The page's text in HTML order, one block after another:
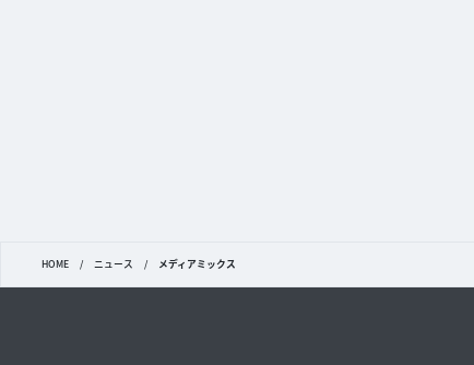
HOME / ニュース / メディアミックス